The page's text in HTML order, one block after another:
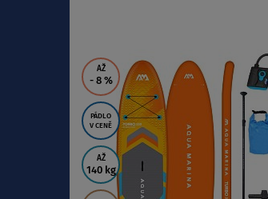
AŽ
- 8 %
PÁDLO
V CENĚ
AŽ
140 kg